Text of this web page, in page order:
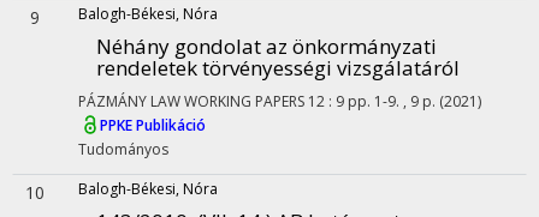
9 Balogh-Békesi, Nóra
Néhány gondolat az önkormányzati
rendeletek törvényességi vizsgálatáról
PÁZMÁNY LAW WORKING PAPERS 12 : 9 pp. 1-9. , 9 p. (2021)
PPKE Publikáció
Tudományos
10 Balogh-Békesi, Nóra